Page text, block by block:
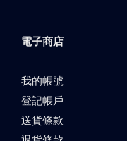
電子商店
我的帳號
登記帳戶
送貨條款